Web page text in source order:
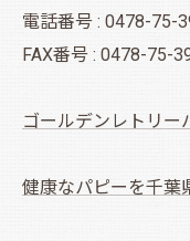
電話番号 : 0478-75-
FAX番号 : 0478-75-
ゴールデンレトリー
健康なパピーを千葉